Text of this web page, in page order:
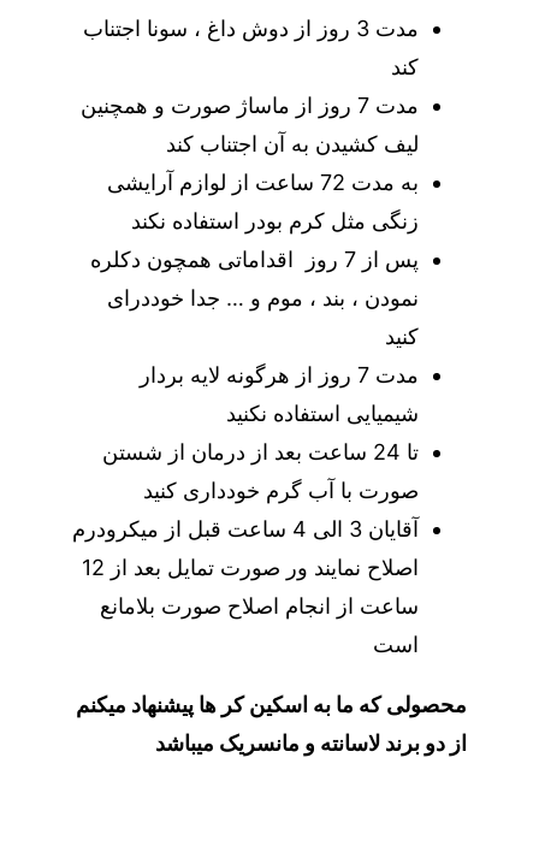
مدت 3 روز از دوش داغ ، سونا اجتناب
کند
مدت 7 روز از ماساژ صورت و همچنین
لیف کشیدن به آن اجتناب کند
به مدت 72 ساعت از لوازم آرایشی
زنگی مثل کرم بودر استفاده نکند
پس از 7 روز اقداماتی همچون دکلره
نمودن ، بند ، موم و … جدا خوددرای
کنید
مدت 7 روز از هرگونه لایه بردار
شیمیایی استفاده نکنید
تا 24 ساعت بعد از درمان از شستن
صورت با آب گرم خودداری کنید
آقایان 3 الی 4 ساعت قبل از میکرودرم
اصلاح نمایند ور صورت تمایل بعد از 12
ساعت از انجام اصلاح صورت بلامانع
است
محصولی که ما به اسکین کر ها پیشنهاد میکنم
از دو برند لاسانته و مانسریک میباشد